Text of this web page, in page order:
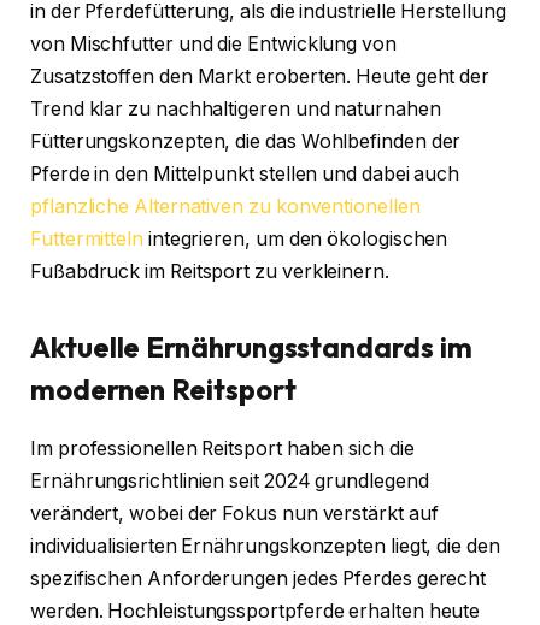
in der Pferdefütterung, als die industrielle Herstellung
von Mischfutter und die Entwicklung von
Zusatzstoffen den Markt eroberten. Heute geht der
Trend klar zu nachhaltigeren und naturnahen
Fütterungskonzepten, die das Wohlbefinden der
Pferde in den Mittelpunkt stellen und dabei auch
pflanzliche Alternativen zu konventionellen
Futtermitteln integrieren, um den ökologischen
Fußabdruck im Reitsport zu verkleinern.
Aktuelle Ernährungsstandards im
modernen Reitsport
Im professionellen Reitsport haben sich die
Ernährungsrichtlinien seit 2024 grundlegend
verändert, wobei der Fokus nun verstärkt auf
individualisierten Ernährungskonzepten liegt, die den
spezifischen Anforderungen jedes Pferdes gerecht
werden. Hochleistungssportpferde erhalten heute